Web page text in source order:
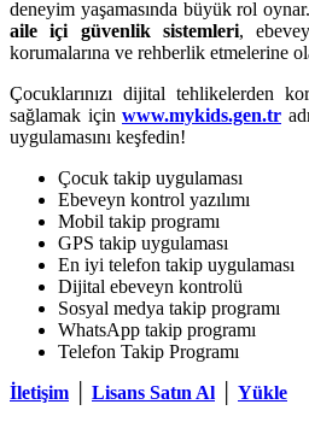
deneyim yaşamasında büyük rol oynar.
aile içi güvenlik sistemleri,
korumalarına ve rehberlik etmelerine
Çocuklarınızı dijital tehlikelerden
sağlamak için www.mykids.gen.tr
uygulamasını keşfedin!
Çocuk takip uygulaması
Ebeveyn kontrol yazılımı
Mobil takip programı
GPS takip uygulaması
En iyi telefon takip uygulaması
Dijital ebeveyn kontrolü
Sosyal medya takip programı
WhatsApp takip programı
Telefon Takip Programı
İletişim
Lisans Satın Al
Yükle